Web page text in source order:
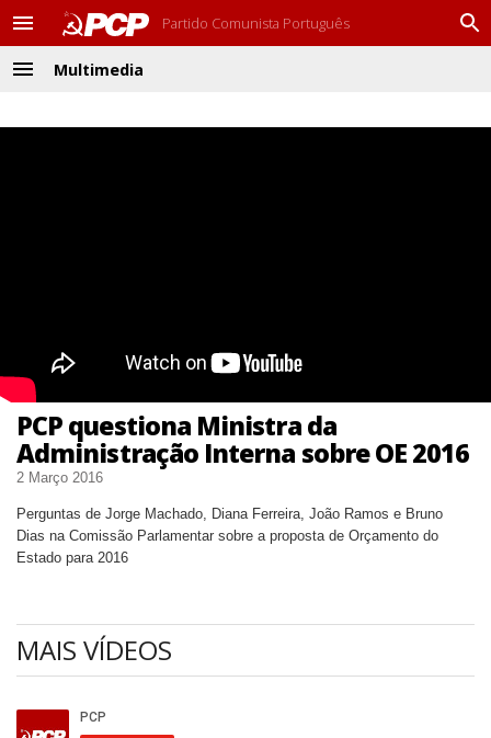
M
e
n
Partido Comunista Português
P
u
n
Multimedia
PCP questiona Ministra da
Administração Interna sobre OE 2016
2 Março 2016
Perguntas de Jorge Machado, Diana Ferreira, João Ramos e Bruno
Dias na Comissão Parlamentar sobre a proposta de Orçamento do
Estado para 2016
MAIS VÍDEOS